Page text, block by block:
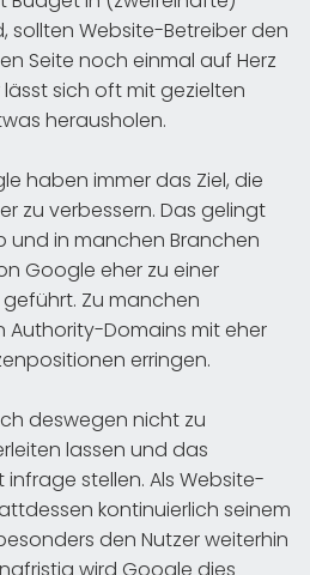
sollten Website-Betreiber den
Seite noch einmal auf Herz
lässt sich oft mit gezielten
herausholen.
haben immer das Ziel, die
zu verbessern. Das gelingt
und in manchen Branchen
Google eher zu einer
Zu manchen
Authority-Domains mit eher
erringen.
deswegen nicht zu
lassen und das
stellen. Als Website-
kontinuierlich seinem
den Nutzer weiterhin